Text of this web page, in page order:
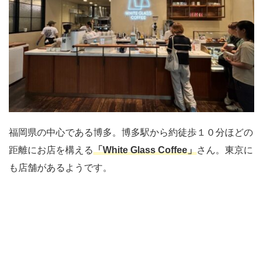
福岡県の中心である博多。博多駅から約徒歩１０分ほどの
距離にお店を構える「White Glass Coffee」さん。東京に
も店舗があるようです。